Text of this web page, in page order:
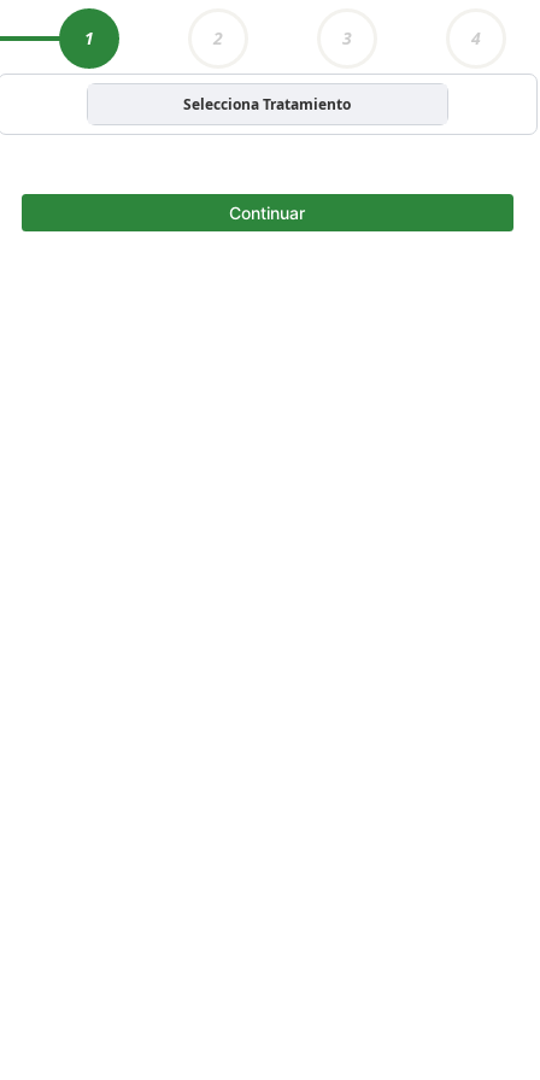
1 2 3 4
Selecciona Tratamiento
Continuar